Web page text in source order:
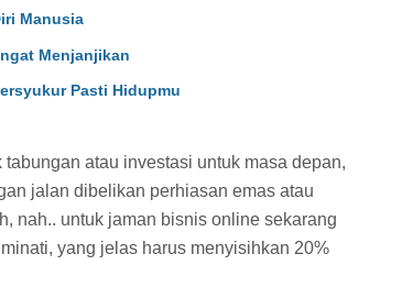
Manusia
Menjanjikan
Pasti Hidupmu
atau investasi untuk masa depan,
jalan dibelikan perhiasan emas atau
nah.. untuk jaman bisnis online sekarang
yang jelas harus menyisihkan 20%